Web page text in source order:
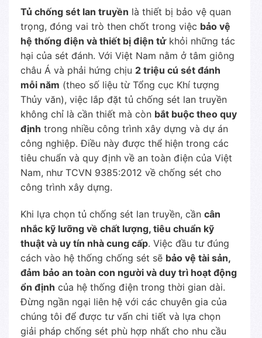
Tủ chống sét lan truyền là thiết bị bảo vệ quan
trọng, đóng vai trò then chốt trong việc bảo vệ
hệ thống điện và thiết bị điện tửkhỏi những tác
hại của sét đánh. Với Việt Nam nằm ở tâm giông
châu Á và phải hứng chịu 2 triệu cú sét đánh
mỗi năm (theo số liệu từ Tổng cục Khí tượng
Thủy văn), việc lắp đặt tủ chống sét lan truyền
không chỉ là cần thiết mà còn bắt buộc theo quy
định trong nhiều công trình xây dựng và dự án
công nghiệp. Điều này được thể hiện trong các
tiêu chuẩn và quy định về an toàn điện của Việt
Nam, như TCVN 9385:2012 về chống sét cho
công trình xây dựng.
Khi lựa chọn tủ chống sét lan truyền, cần cân
nhắc kỹ lưỡng về chất lượng, tiêu chuẩn kỹ
thuật và uy tín nhà cung cấp. Việc đầu tư đúng
cách vào hệ thống chống sét sẽ bảo vệ tài sản,
đảm bảo an toàn con người và duy trì hoạt động
ổn định của hệ thống điện trong thời gian dài.
Đừng ngần ngại liên hệ với các chuyên gia của
chúng tôi để được tư vấn chi tiết và lựa chọn
giải pháp chống sét phù hợp nhất cho nhu cầu